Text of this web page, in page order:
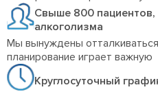
Свыше 800 пациентов,
алкоголизма
Мы вынуждены
планирование играет важную
Круглосуточный